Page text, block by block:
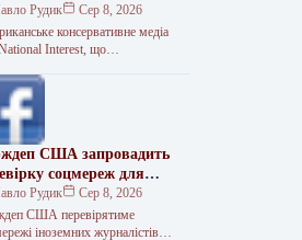
National Interest
Рудик
Сер 8, 2026
консервативне медіа
Interest, що
опублікувало статтю
експертів, у якій вони
США запровадить
соцмереж для
журналістів перед
віз
Рудик
Сер 8, 2026
США перевірятиме
іноземних журналістів